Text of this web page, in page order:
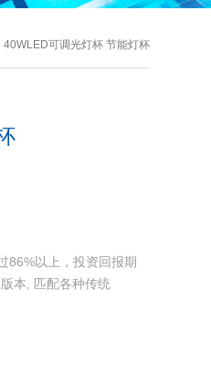
可调光灯杯 节能灯杯
86%以上，投资回报期
本, 匹配各种传统